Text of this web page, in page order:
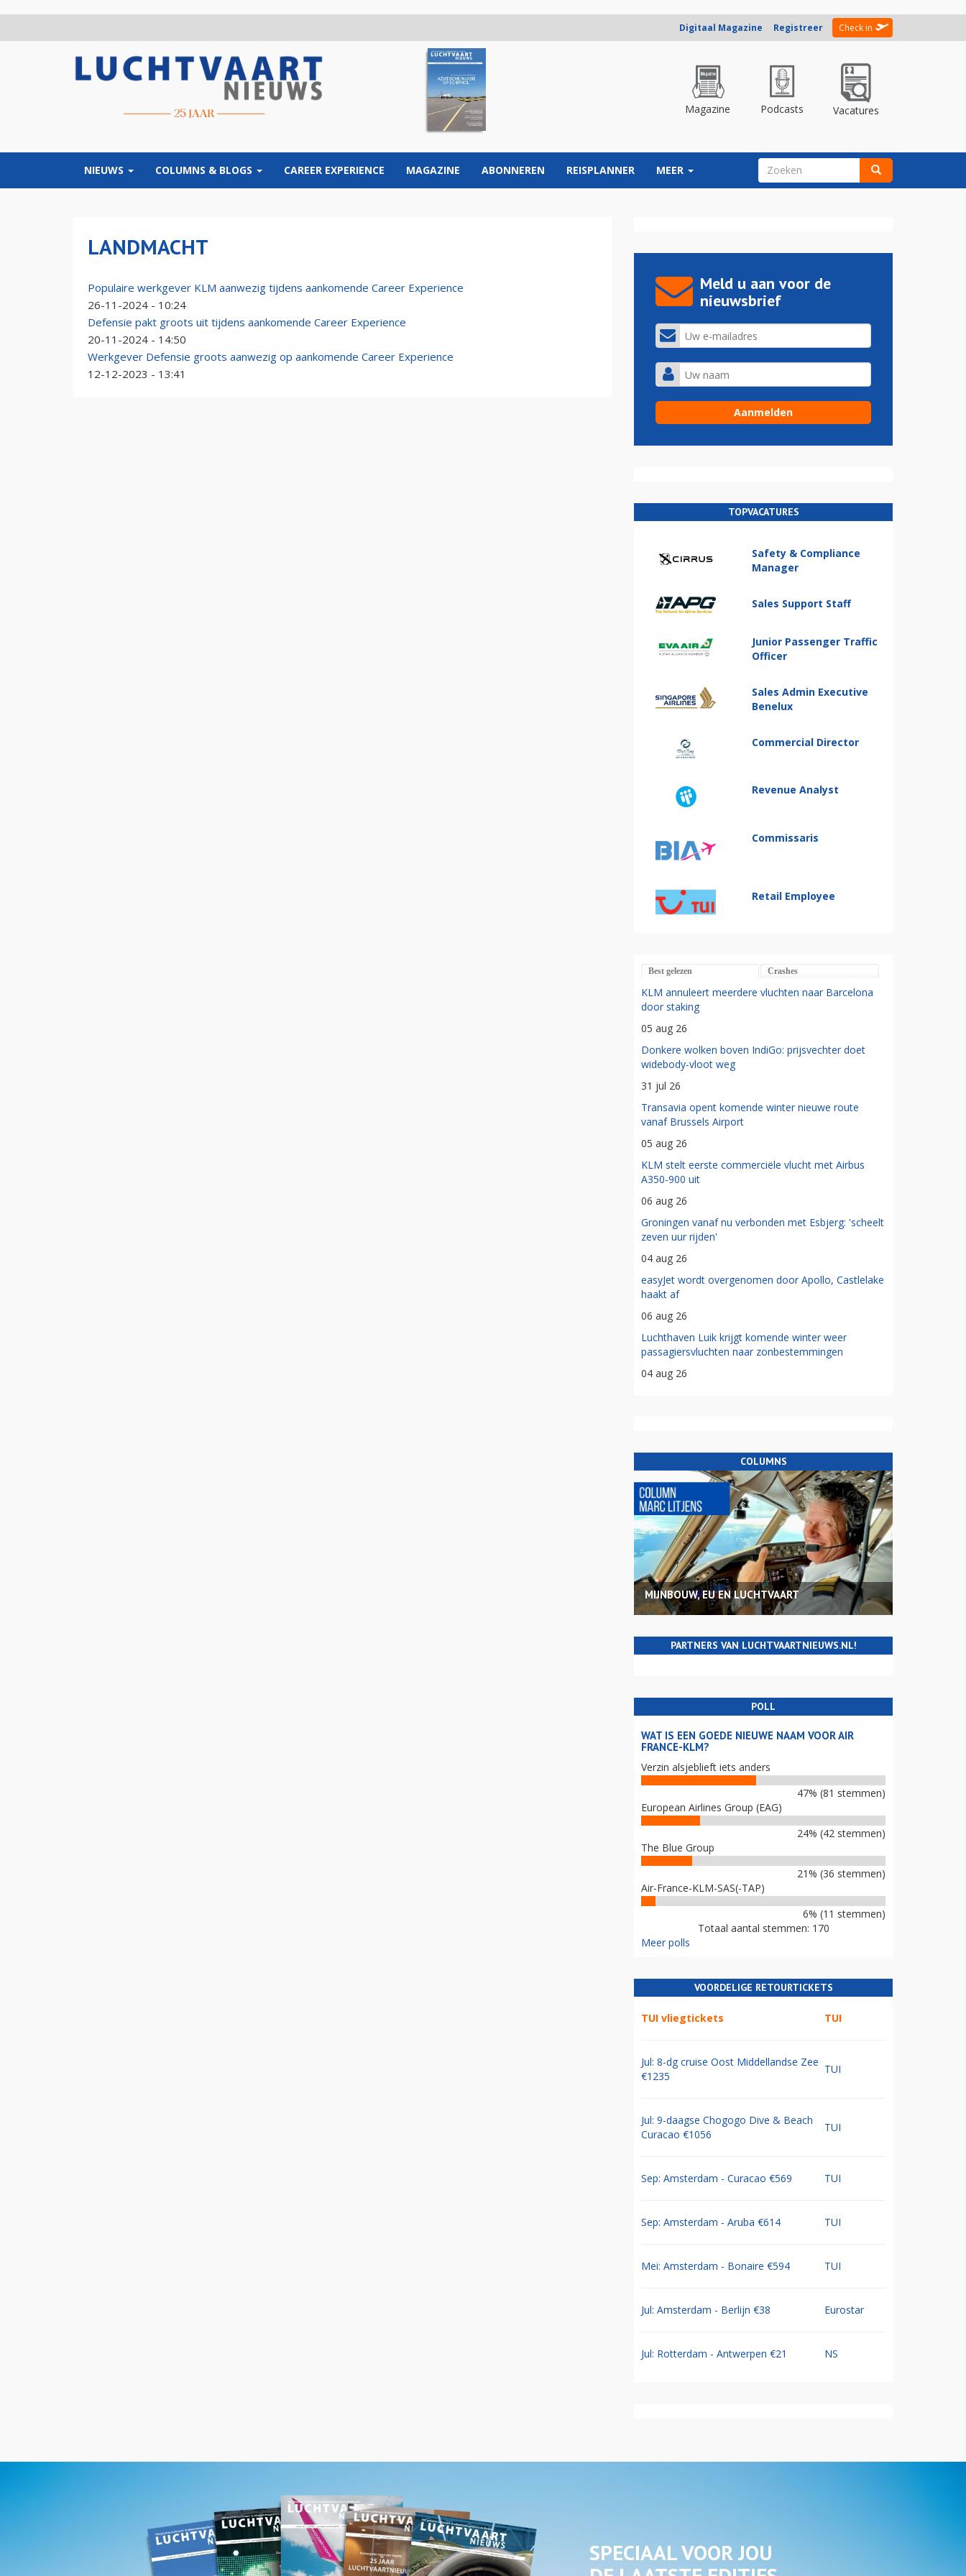
Digitaal Magazine Registreer Check in
Magazine Podcasts Vacatures
NIEUWS COLUMNS & BLOGS CAREER EXPERIENCE MAGAZINE ABONNEREN REISPLANNER MEER ZOEKVELD
LANDMACHT
Populaire werkgever KLM aanwezig tijdens aankomende Career Experience
26-11-2024 - 10:24
Defensie pakt groots uit tijdens aankomende Career Experience
20-11-2024 - 14:50
Werkgever Defensie groots aanwezig op aankomende Career Experience
12-12-2023 - 13:41
Meld u aan voor de
nieuwsbrief
TOPVACATURES
Safety & Compliance
Manager
Sales Support Staff
Junior Passenger Traffic
Officer
Sales Admin Executive
Benelux
Commercial Director
Revenue Analyst
Commissaris
Retail Employee
Best gelezen Crashes
KLM annuleert meerdere vluchten naar Barcelona
door staking
05 aug 26
Donkere wolken boven IndiGo: prijsvechter doet
widebody-vloot weg
31 jul 26
Transavia opent komende winter nieuwe route
vanaf Brussels Airport
05 aug 26
KLM stelt eerste commerciële vlucht met Airbus
A350-900 uit
06 aug 26
Groningen vanaf nu verbonden met Esbjerg: 'scheelt
zeven uur rijden'
04 aug 26
easyJet wordt overgenomen door Apollo, Castlelake
haakt af
06 aug 26
Luchthaven Luik krijgt komende winter weer
passagiersvluchten naar zonbestemmingen
04 aug 26
COLUMNS
MIJNBOUW, EU EN LUCHTVAART
PARTNERS VAN LUCHTVAARTNIEUWS.NL!
POLL
WAT IS EEN GOEDE NIEUWE NAAM VOOR AIR
FRANCE-KLM?
Verzin alsjeblieft iets anders
47% (81 stemmen)
European Airlines Group (EAG)
24% (42 stemmen)
The Blue Group
21% (36 stemmen)
Air-France-KLM-SAS(-TAP)
6% (11 stemmen)
Totaal aantal stemmen: 170
Meer polls
VOORDELIGE RETOURTICKETS
TUI vliegtickets TUI
Jul: 8-dg cruise Oost Middellandse Zee
€1235
TUI
Jul: 9-daagse Chogogo Dive & Beach
Curacao €1056
TUI
Sep: Amsterdam - Curacao €569 TUI
Sep: Amsterdam - Aruba €614 TUI
Mei: Amsterdam - Bonaire €594 TUI
Jul: Amsterdam - Berlijn €38 Eurostar
Jul: Rotterdam - Antwerpen €21 NS
SPECIAAL VOOR JOU